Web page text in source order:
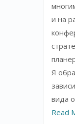
и на
Я
вида
Read